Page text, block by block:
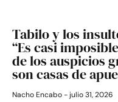
Tabilo y los
“Es casi
de los auspicios
son casas de
Nacho Encabo julio 31, 2026